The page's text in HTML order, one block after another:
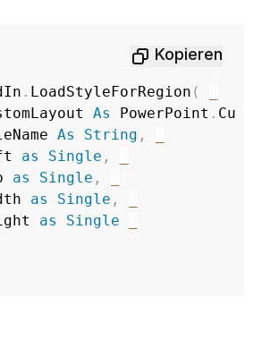
Kopieren
. LoadStyleForRegion (
As PowerPoint .
As String ,
as Single ,
as Single ,
as Single ,
as Single